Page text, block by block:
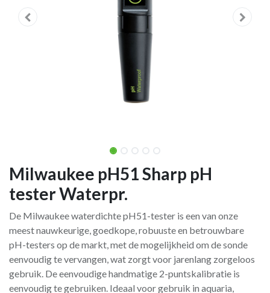
Milwaukee pH51 Sharp pH
tester Waterpr.
De Milwaukee waterdichte pH51-tester is een van onze
meest nauwkeurige, goedkope, robuuste en betrouwbare
pH-testers op de markt, met de mogelijkheid om de sonde
eenvoudig te vervangen, wat zorgt voor jarenlang zorgeloos
gebruik. De eenvoudige handmatige 2-puntskalibratie is
eenvoudig te gebruiken. Ideaal voor gebruik in aquaria,